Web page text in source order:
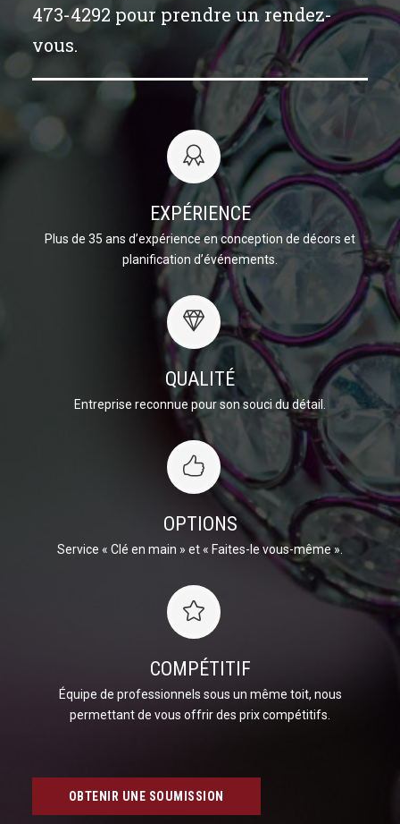
473-4292 pour prendre un rendez-
vous.
EXPÉRIENCE
Plus de 35 ans d’expérience en conception de décors et
planification d’événements.
QUALITÉ
Entreprise reconnue pour son souci du détail.
OPTIONS
Service « Clé en main » et « Faites-le vous-même ».
COMPÉTITIF
Équipe de professionnels sous un même toit, nous
permettant de vous offrir des prix compétitifs.
OBTENIR UNE SOUMISSION